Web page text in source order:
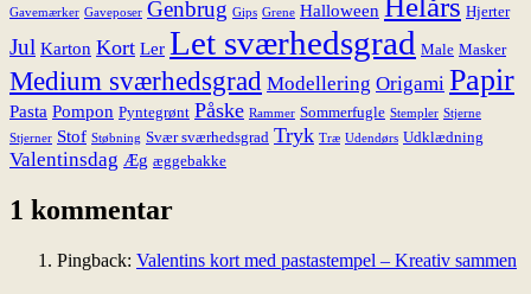
Gavemærker Gaveposer Genbrug Gips Grene Halloween Hjerter
Jul Karton Kort Ler Let sværhedsgrad Male Masker
Medium sværhedsgrad Modellering Origami Papir
Pasta Pompon Pyntegrønt Påske Rammer Sommerfugle Stempler Stjerne
Stjerner Stof Støbning Svær sværhedsgrad Tryk Træ Udendørs Udklædning
Valentinsdag Æg æggebakke
1 kommentar
Pingback: Valentins kort med pastastempel – Kreativ sammen